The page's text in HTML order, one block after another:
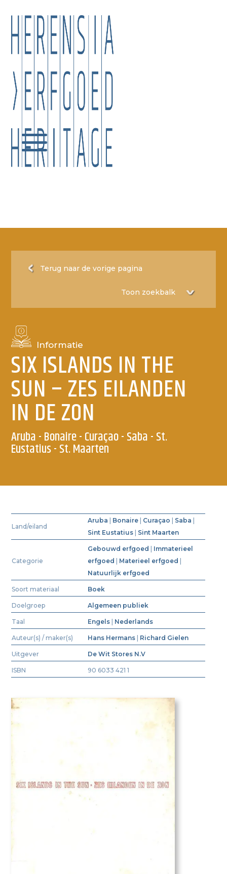
Terug naar de vorige pagina
Informatie
SIX ISLANDS IN THE
SUN – ZES EILANDEN
IN DE ZON
Aruba - Bonaire - Curaçao - Saba - St.
Eustatius - St. Maarten
Land/eiland
Aruba Bonaire Curaçao Saba
Sint Eustatius
Sint Maarten
Categorie
Gebouwd erfgoed
Immaterieel
erfgoed
Materieel erfgoed
Natuurlijk erfgoed
Soort materiaal Boek
Doelgroep Algemeen publiek
Taal Engels Nederlands
Auteur(s) / maker(s) Hans Hermans Richard Gielen
Uitgever De Wit Stores N.V
ISBN 90 6033 421 1